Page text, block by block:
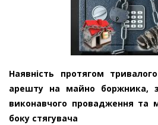
Наявність протягом
арешту на майно боржника,
виконавчого провадження та
боку стягувача